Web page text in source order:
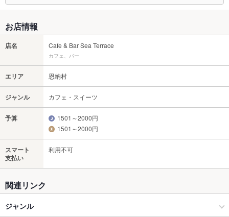
お店情報
店名 Cafe & Bar Sea Terrace
カフェ、バー
エリア 恩納村
ジャンル カフェ・スイーツ
予算
1501～2000円
1501～2000円
スマート
支払い
利用不可
関連リンク
ジャンル